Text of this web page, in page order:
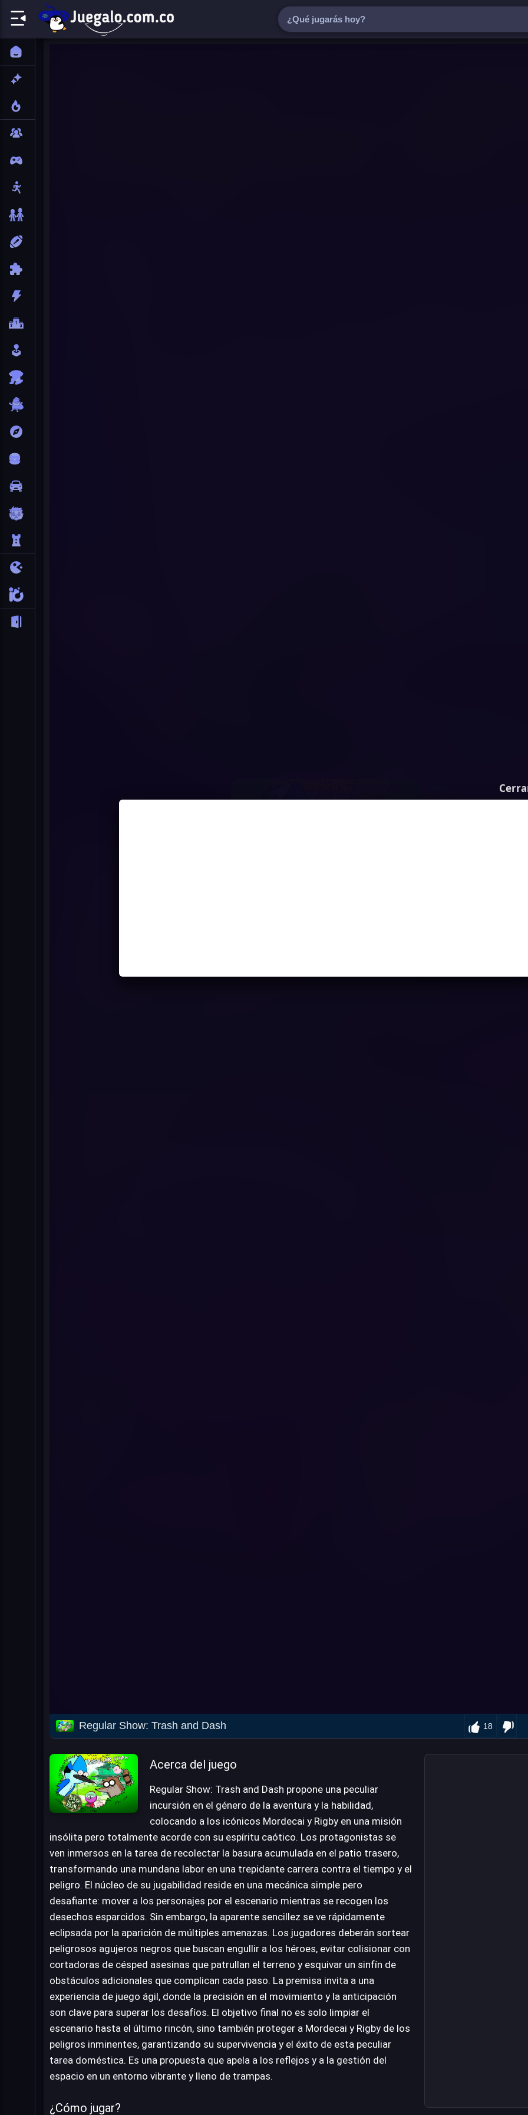
Regular Show: Trash and Dash 18
Acerca del juego
Regular Show: Trash and Dash propone una peculiar
incursión en el género de la aventura y la habilidad,
colocando a los icónicos Mordecai y Rigby en una misión
insólita pero totalmente acorde con su espíritu caótico. Los protagonistas se
ven inmersos en la tarea de recolectar la basura acumulada en el patio trasero,
transformando una mundana labor en una trepidante carrera contra el tiempo y el
peligro. El núcleo de su jugabilidad reside en una mecánica simple pero
desafiante: mover a los personajes por el escenario mientras se recogen los
desechos esparcidos. Sin embargo, la aparente sencillez se ve rápidamente
eclipsada por la aparición de múltiples amenazas. Los jugadores deberán sortear
peligrosos agujeros negros que buscan engullir a los héroes, evitar colisionar con
cortadoras de césped asesinas que patrullan el terreno y esquivar un sinfín de
obstáculos adicionales que complican cada paso. La premisa invita a una
experiencia de juego ágil, donde la precisión en el movimiento y la anticipación
son clave para superar los desafíos. El objetivo final no es solo limpiar el
escenario hasta el último rincón, sino también proteger a Mordecai y Rigby de los
peligros inminentes, garantizando su supervivencia y el éxito de esta peculiar
tarea doméstica. Es una propuesta que apela a los reflejos y a la gestión del
espacio en un entorno vibrante y lleno de trampas.
¿Cómo jugar?